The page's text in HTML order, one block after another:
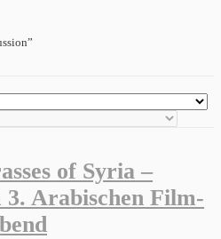
of Syria –
Arabischen Film-